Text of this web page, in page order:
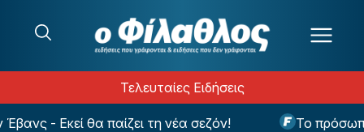
Τελευταίες Ειδήσεις
- Εκεί θα παίζει τη νέα σεζόν! Το πρόσωπο